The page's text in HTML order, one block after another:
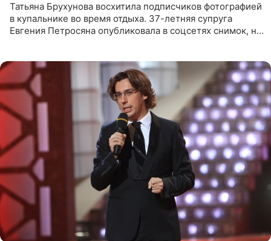
Татьяна Брухунова восхитила подписчиков фотографией
в купальнике во время отдыха. 37-летняя супруга
Евгения Петросяна опубликовала в соцсетях снимок, на